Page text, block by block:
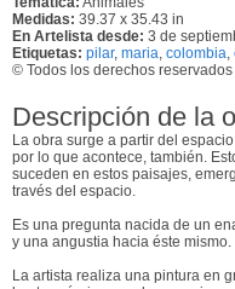
Medidas: 39.37 x 35.43 in
En Artelista desde: 3 de
Etiquetas: pilar, maria colombia
© Todos los derechos reservados
Descripción de la
La obra surge a partir del
por lo que acontece, también.
suceden en estos paisajes,
través del espacio.
Es una pregunta nacida de un
y una angustia hacia éste mismo.
La artista realiza una pintura en